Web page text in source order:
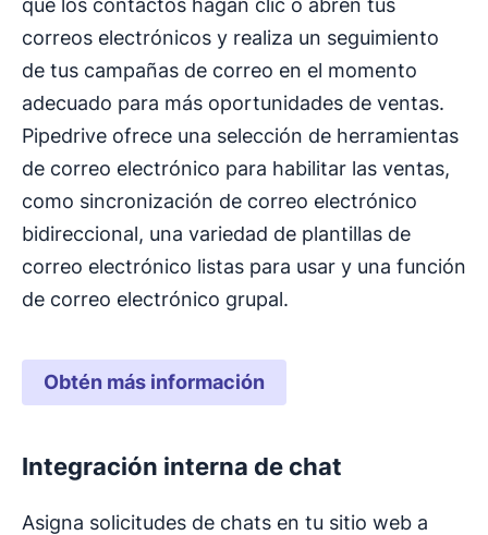
que los contactos hagan clic o abren tus
correos electrónicos y realiza un seguimiento
de tus campañas de correo en el momento
adecuado para más oportunidades de ventas.
Pipedrive ofrece una selección de herramientas
de correo electrónico para habilitar las ventas,
como sincronización de correo electrónico
bidireccional, una variedad de plantillas de
correo electrónico listas para usar y una función
de correo electrónico grupal.
Obtén más información
Integración interna de chat
Asigna solicitudes de chats en tu sitio web a